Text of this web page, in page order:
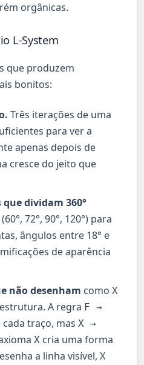
orgânicas.
L-System
que produzem
bonitos:
Três iterações de uma
para ver a
apenas depois de
cresce do jeito que
dividam 360°
(60°, 72°, 90°, 120°) para
ângulos entre 18° e
de aparência
não desenham como X
A regra F →
cada traço, masX →
X cria uma forma
a linha visível, X